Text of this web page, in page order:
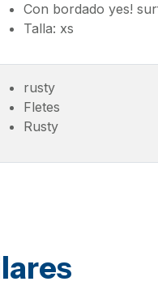
Con bordado yes!
Talla: xs
rusty
Fletes
Rusty